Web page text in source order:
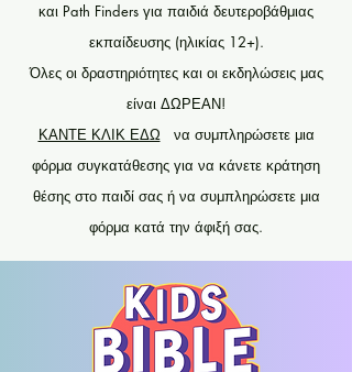
και Path Finders για παιδιά δευτεροβάθμιας
εκπαίδευσης (ηλικίας 12+).
Όλες οι δραστηριότητες και οι εκδηλώσεις μας
είναι ΔΩΡΕΑΝ!
ΚΑΝΤΕ ΚΛΙΚ ΕΔΩ
να συμπληρώσετε μια
φόρμα συγκατάθεσης για να κάνετε κράτηση
θέσης στο παιδί σας ή να συμπληρώσετε μια
φόρμα κατά την άφιξή σας.